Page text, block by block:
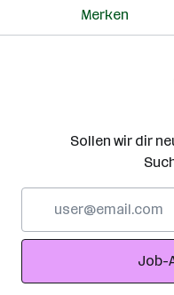
Merken
Sollen wir dir
Adresse
Job-